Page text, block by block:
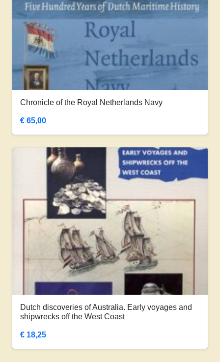
Chronicle of the Royal Netherlands Navy
€ 65,00
Dutch discoveries of Australia. Early voyages and
shipwrecks off the West Coast
€ 18,25